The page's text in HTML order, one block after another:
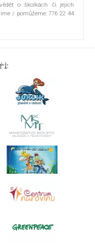
o školkách či jejich
/ pomůžeme: 776 22 44